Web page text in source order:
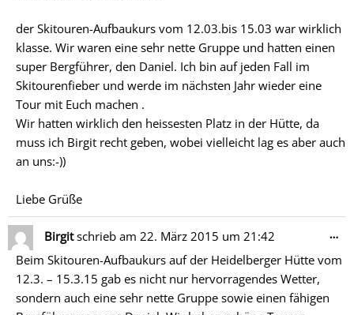
der Skitouren-Aufbaukurs vom 12.03.bis 15.03 war wirklich
klasse. Wir waren eine sehr nette Gruppe und hatten einen
super Bergführer, den Daniel. Ich bin auf jeden Fall im
Skitourenfieber und werde im nächsten Jahr wieder eine
Tour mit Euch machen .
Wir hatten wirklich den heissesten Platz in der Hütte, da
muss ich Birgit recht geben, wobei vielleicht lag es aber auch
an uns:-))
Liebe Grüße
Birgitschrieb am 22. März 2015 um 21:42
Beim Skitouren-Aufbaukurs auf der Heidelberger Hütte vom
12.3. – 15.3.15 gab es nicht nur hervorragendes Wetter,
sondern auch eine sehr nette Gruppe sowie einen fähigen
…